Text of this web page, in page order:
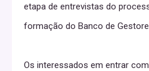
etapa de entrevistas do
formação do Banco de
Os interessados em entrar